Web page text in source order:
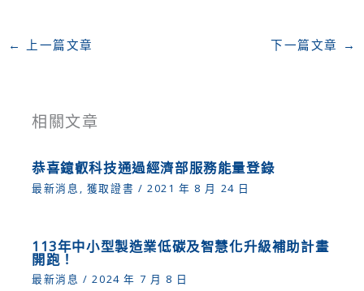
← 上一篇文章 下一篇文章 →
相關文章
恭喜鐿叡科技通過經濟部服務能量登錄
最新消息 獲取證書 / 2021 年 8 月 24 日
113年中小型製造業低碳及智慧化升級補助計畫
開跑！
最新消息 /2024 年 7 月 8 日